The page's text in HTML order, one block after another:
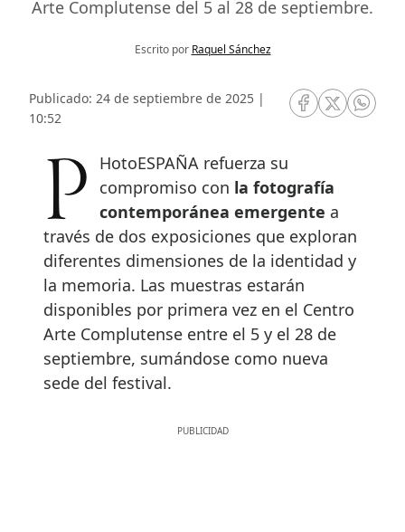
Arte Complutense del 5 al 28 de septiembre.
Escrito por Raquel Sánchez
Publicado: 24 de septiembre de 2025 |
10:52
RRSS Facebook
RRSSRRSS
PHotoESPAÑA refuerza su compromiso con la fotografía
contemporánea emergente a
través de dos exposiciones que exploran
diferentes dimensiones de la identidad y
la memoria. Las muestras estarán
disponibles por primera vez en el Centro
Arte Complutense entre el 5 y el 28 de
septiembre, sumándose como nueva
sede del festival.